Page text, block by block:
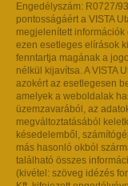
Engedélyszám: R0727/
pontosságáért a VISTA
megjelenített
ezen esetleges elírások
fenntartja magának a
nélkül kijavítsa. A VISTA
azokért az esetlegesen
amelyek a weboldalak
üzemzavarából, az
megváltoztatásából
késedelemből,
más hasonló okból
található összes
(kivétel: szöveg idézés